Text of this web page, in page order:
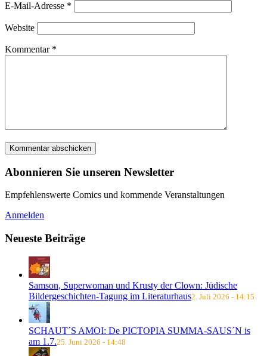
E-Mail-Adresse *
Website
Kommentar *
Abonnieren Sie unseren Newsletter
Empfehlenswerte Comics und kommende Veranstaltungen
Anmelden
Neueste Beiträge
Samson, Superwoman und Krusty der Clown: Jüdische
Bildergeschichten-Tagung im Literaturhaus2. Juli 2026 - 14:15
SCHAUT´S AMOI: De PICTOPIA SUMMA-SAUS´N is
am 1.7.25. Juni 2026 - 14:48